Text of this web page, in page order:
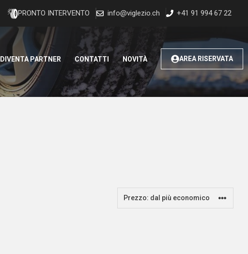
PRONTO INTERVENTO info@viglezio.ch +41 91 994 67 22
DIVENTA PARTNER CONTATTI NOVITÀ AREA RISERVATA